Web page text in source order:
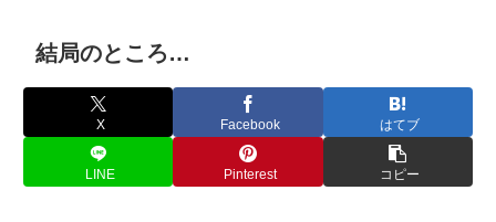
結局のところ…
X Facebook はてブ
LINE Pinterest コピー